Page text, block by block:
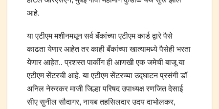
आहे.
या एटीएम मशीनमधून सर्व बॅंकांच्या एटीएम कार्ड द्वारे पैसे
काढता येणार आहेत तर काही बॅंकांच्या खात्यामध्ये पैसेही भरता
येणार आहेत.. प्रशस्त पार्कींग ही आणखी एक जमेची बाजू या
एटीएम सेंटरची आहे. या एटीएम सेंटरच्या उद्घाटन प्रसंगी डॉ
अनिल नेरुरकर माजी जिल्हा परिषद उपाध्यक्ष रणजित देसाई
सीए सुनील सौदागर, नायब तहसिलदार उदय दाभोलकर,